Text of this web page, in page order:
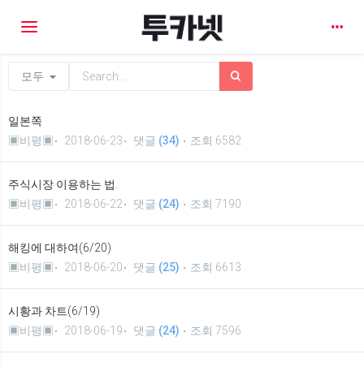
Toggle navigation
모두
일본쪽
▣비평▣
2018-06-23 댓글 (34) 조회 6582
주식시장 이용하는 법.
▣비평▣
2018-06-22 댓글 (24) 조회 7190
해킹에 대하여(6/20)
▣비평▣
2018-06-20 댓글 (25) 조회 6613
시황과 차트(6/19)
▣비평▣
2018-06-19 댓글 (24) 조회 7596